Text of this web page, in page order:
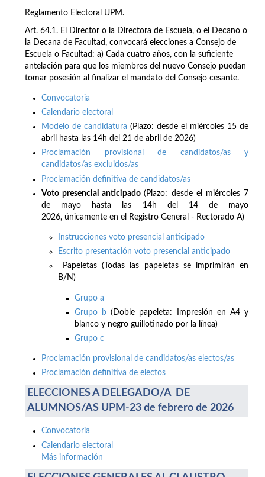
Reglamento Electoral UPM.
Art. 64.1. El Director o la Directora de Escuela, o el Decano o
la Decana de Facultad, convocará elecciones a Consejo de
Escuela o Facultad: a) Cada cuatro años, con la suficiente
antelación para que los miembros del nuevo Consejo puedan
tomar posesión al finalizar el mandato del Consejo cesante.
Convocatoria
Calendario electoral
Modelo de candidatura (Plazo: desde el miércoles 15 de
abril hasta las 14h del 21 de abril de 2026)
Proclamación provisional de candidatos/as y
candidatos/as excluidos/as
Proclamación definitiva de candidatos/as
Voto presencial anticipado(Plazo: desde el miércoles 7
de mayo hasta las 14h del 14 de mayo
2026, únicamente en el Registro General - Rectorado A)
Instrucciones voto presencial anticipado
Escrito presentación voto presencial anticipado
Papeletas (Todas las papeletas se imprimirán en
B/N)
Grupo a
Grupo b (Doble papeleta: Impresión en A4 y
blanco y negro guillotinado por la línea)
Grupo c
Proclamación provisional de candidatos/as electos/as
Proclamación definitiva de electos
ELECCIONES A DELEGADO/A DE
ALUMNOS/AS UPM-23 de febrero de 2026
Convocatoria
Calendario electoral
Más información